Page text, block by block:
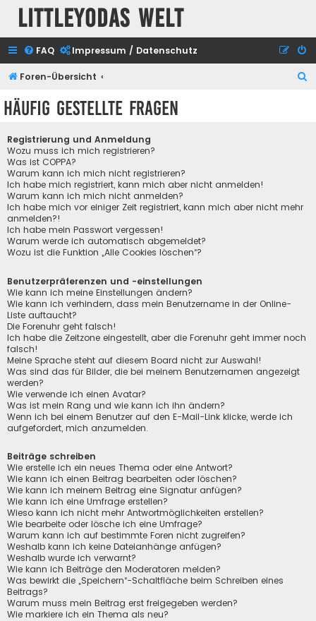
Littleyodas Welt
FAQ Impressum / Datenschutz
Foren-Übersicht
Häufig gestellte Fragen
Registrierung und Anmeldung
Wozu muss ich mich registrieren?
Was ist COPPA?
Warum kann ich mich nicht registrieren?
Ich habe mich registriert, kann mich aber nicht anmelden!
Warum kann ich mich nicht anmelden?
Ich habe mich vor einiger Zeit registriert, kann mich aber nicht mehr
anmelden?!
Ich habe mein Passwort vergessen!
Warum werde ich automatisch abgemeldet?
Wozu ist die Funktion „Alle Cookies löschen“?
Benutzerpräferenzen und -einstellungen
Wie kann ich meine Einstellungen ändern?
Wie kann ich verhindern, dass mein Benutzername in der Online-
Liste auftaucht?
Die Forenuhr geht falsch!
Ich habe die Zeitzone eingestellt, aber die Forenuhr geht immer noch
falsch!
Meine Sprache steht auf diesem Board nicht zur Auswahl!
Was sind das für Bilder, die bei meinem Benutzernamen angezeigt
werden?
Wie verwende ich einen Avatar?
Was ist mein Rang und wie kann ich ihn ändern?
Wenn ich bei einem Benutzer auf den E-Mail-Link klicke, werde ich
aufgefordert, mich anzumelden.
Beiträge schreiben
Wie erstelle ich ein neues Thema oder eine Antwort?
Wie kann ich einen Beitrag bearbeiten oder löschen?
Wie kann ich meinem Beitrag eine Signatur anfügen?
Wie kann ich eine Umfrage erstellen?
Wieso kann ich nicht mehr Antwortmöglichkeiten erstellen?
Wie bearbeite oder lösche ich eine Umfrage?
Warum kann ich auf bestimmte Foren nicht zugreifen?
Weshalb kann ich keine Dateianhänge anfügen?
Weshalb wurde ich verwarnt?
Wie kann ich Beiträge den Moderatoren melden?
Was bewirkt die „Speichern“-Schaltfläche beim Schreiben eines
Beitrags?
Warum muss mein Beitrag erst freigegeben werden?
Wie markiere ich ein Thema als neu?